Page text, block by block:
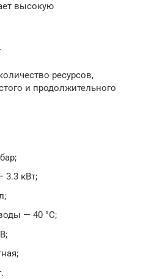
высокую
ресурсов,
и продолжительного
3.3 кВт;
— 40 °С;